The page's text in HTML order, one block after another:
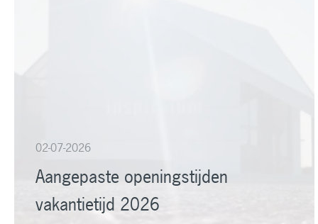
02-07-2026
Aangepaste openingstijden
vakantietijd 2026